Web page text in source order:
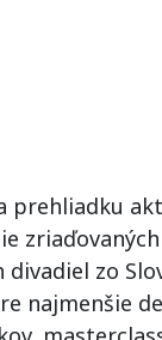
prehliadku
zo
najmenšie